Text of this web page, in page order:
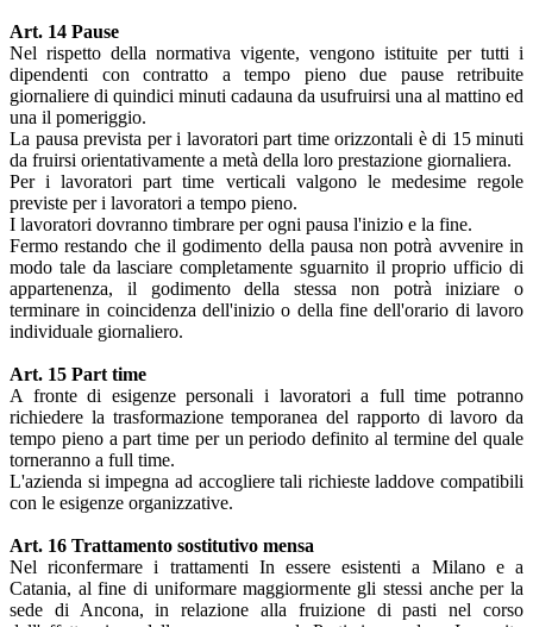
Art. 14 Pause
Nel rispetto della normativa vigente, vengono istituite per tutti i
dipendenti con contratto a tempo pieno due pause retribuite
giornaliere di quindici minuti cadauna da usufruirsi una al mattino ed
una il pomeriggio.
La pausa prevista per i lavoratori part time orizzontali è di 15 minuti
da fruirsi orientativamente a metà della loro prestazione giornaliera.
Per i lavoratori part time verticali valgono le medesime regole
previste per i lavoratori a tempo pieno.
I lavoratori dovranno timbrare per ogni pausa l'inizio e la fine.
Fermo restando che il godimento della pausa non potrà avvenire in
modo tale da lasciare completamente sguarnito il proprio ufficio di
appartenenza, il godimento della stessa non potrà iniziare o
terminare in coincidenza dell'inizio o della fine dell'orario di lavoro
individuale giornaliero.
Art. 15 Part time
A fronte di esigenze personali i lavoratori a full time potranno
richiedere la trasformazione temporanea del rapporto di lavoro da
tempo pieno a part time per un periodo definito al termine del quale
torneranno a full time.
L'azienda si impegna ad accogliere tali richieste laddove compatibili
con le esigenze organizzative.
Art. 16 Trattamento sostitutivo mensa
Nel riconfermare i trattamenti In essere esistenti a Milano e a
Catania, al fine di uniformare maggiormente gli stessi anche per la
sede di Ancona, in relazione alla fruizione di pasti nel corso